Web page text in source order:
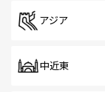
アジア
中近東